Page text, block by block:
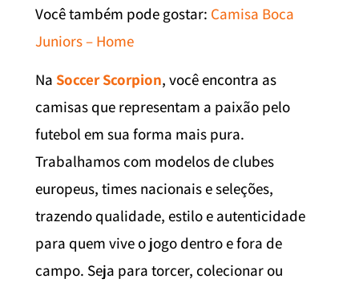
Você também pode gostar: Camisa Boca
Juniors – Home
Na Soccer Scorpion, você encontra as
camisas que representam a paixão pelo
futebol em sua forma mais pura.
Trabalhamos com modelos de clubes
europeus, times nacionais e seleções,
trazendo qualidade, estilo e autenticidade
para quem vive o jogo dentro e fora de
campo. Seja para torcer, colecionar ou